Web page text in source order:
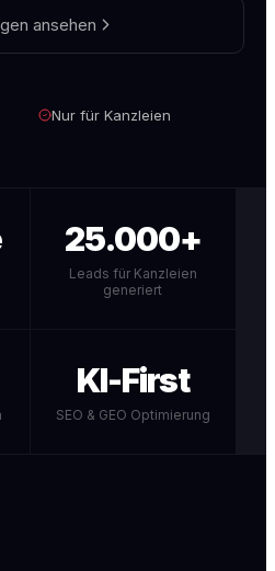
ansehen
Nur für Kanzleien
25.000+
Leads für Kanzleien
generiert
KI-First
SEO & GEO Optimierung